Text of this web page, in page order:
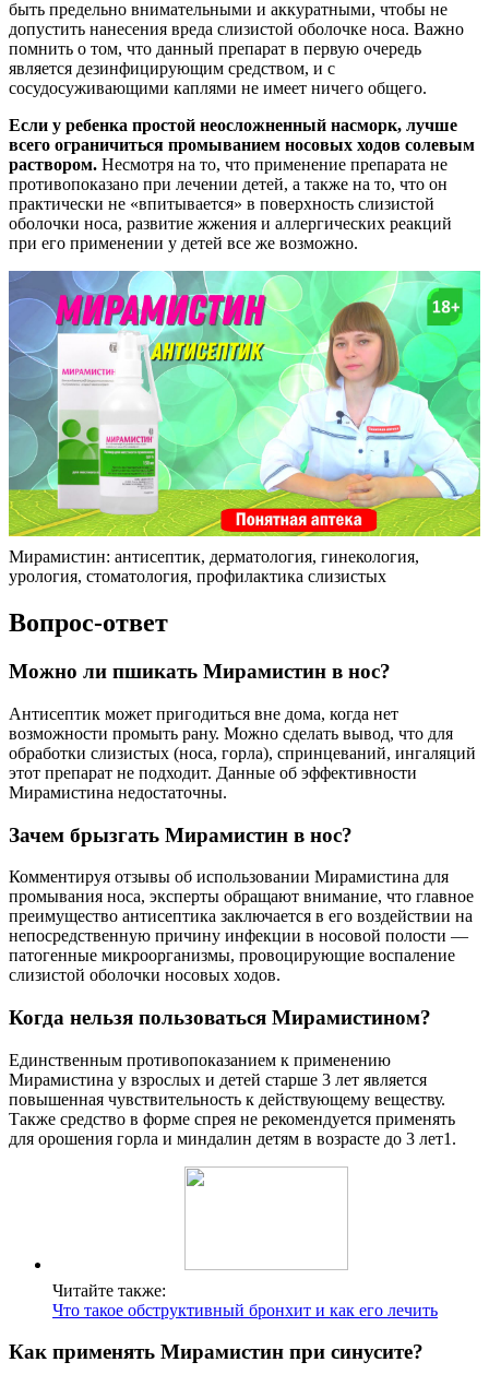
быть предельно внимательными и аккуратными, чтобы не
допустить нанесения вреда слизистой оболочке носа. Важно
помнить о том, что данный препарат в первую очередь
является дезинфицирующим средством, и с
сосудосуживающими каплями не имеет ничего общего.
Если у ребенка простой неосложненный насморк, лучше
всего ограничиться промыванием носовых ходов солевым
раствором. Несмотря на то, что применение препарата не
противопоказано при лечении детей, а также на то, что он
практически не «впитывается» в поверхность слизистой
оболочки носа, развитие жжения и аллергических реакций
при его применении у детей все же возможно.
Мирамистин: антисептик, дерматология, гинекология,
урология, стоматология, профилактика слизистых
Вопрос-ответ
Можно ли пшикать Мирамистин в нос?
Антисептик может пригодиться вне дома, когда нет
возможности промыть рану. Можно сделать вывод, что для
обработки слизистых (носа, горла), спринцеваний, ингаляций
этот препарат не подходит. Данные об эффективности
Мирамистина недостаточны.
Зачем брызгать Мирамистин в нос?
Комментируя отзывы об использовании Мирамистина для
промывания носа, эксперты обращают внимание, что главное
преимущество антисептика заключается в его воздействии на
непосредственную причину инфекции в носовой полости —
патогенные микроорганизмы, провоцирующие воспаление
слизистой оболочки носовых ходов.
Когда нельзя пользоваться Мирамистином?
Единственным противопоказанием к применению
Мирамистина у взрослых и детей старше 3 лет является
повышенная чувствительность к действующему веществу.
Также средство в форме спрея не рекомендуется применять
для орошения горла и миндалин детям в возрасте до 3 лет1.
Читайте также:
Что такое обструктивный бронхит и как его лечить
Как применять Мирамистин при синусите?